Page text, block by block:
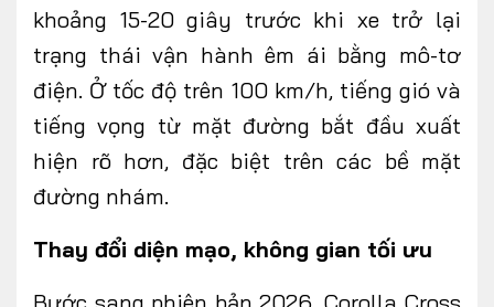
khoảng 15-20 giây trước khi xe trở lại
trạng thái vận hành êm ái bằng mô-tơ
điện. Ở tốc độ trên 100 km/h, tiếng gió và
tiếng vọng từ mặt đường bắt đầu xuất
hiện rõ hơn, đặc biệt trên các bề mặt
đường nhám.
Thay đổi diện mạo, không gian tối ưu